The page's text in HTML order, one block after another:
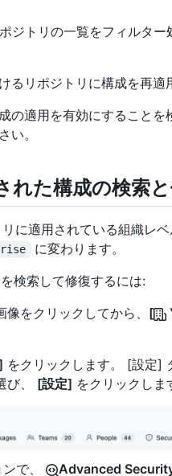
ジトリの一覧をフィルタ
るリポジトリに構成を再適
の適用を有効にすることを
い。
れた構成の検索
に適用されている組織レ
に変わります。
検索して修復するには:
をクリックしてから、 [
をクリックします。 [設定]
び、 [設定] をクリックしま
で、 Advanced